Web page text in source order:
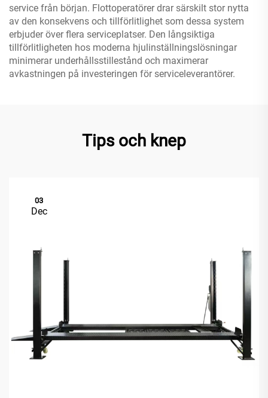
service från början. Flottoperatörer drar särskilt stor nytta
av den konsekvens och tillförlitlighet som dessa system
erbjuder över flera serviceplatser. Den långsiktiga
tillförlitligheten hos moderna hjulinställningslösningar
minimerar underhållsstillestånd och maximerar
avkastningen på investeringen för serviceleverantörer.
Tips och knep
03
Dec